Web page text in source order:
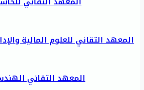
المعهد التقاني للعلوم المالية
المعهد التقاني